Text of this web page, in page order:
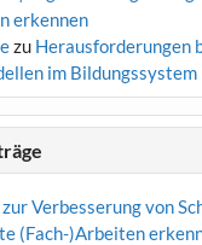
erkennen
zu Herausforderungen
im Bildungssystem
Verbesserung von
(Fach-)Arbeiten